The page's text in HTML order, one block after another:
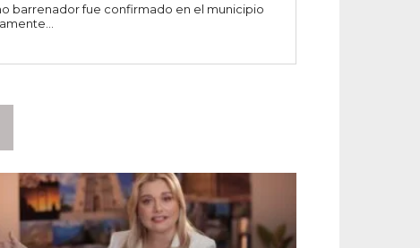
barrenador fue confirmado en el municipio